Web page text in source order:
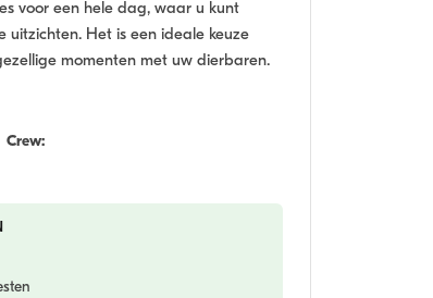
voor een hele dag, waar u kunt
Het is een ideale keuze
momenten met uw dierbaren.
Crew: